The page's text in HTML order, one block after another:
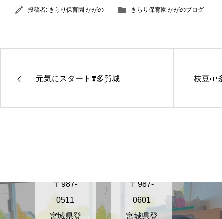
投稿者: きらり保育園 かがの きらり保育園 かがのブログ
元気にスタート❣️多賀城 枝豆🌱
〒987-
0511
宮城県登
〒987-
0601
宮城県登